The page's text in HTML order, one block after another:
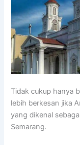
Tidak cukup hanya
lebih berkesan jika
yang dikenal
Semarang.